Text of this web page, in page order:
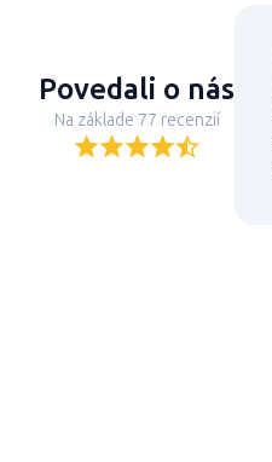
Povedali o nás
Na základe 77 recenzií